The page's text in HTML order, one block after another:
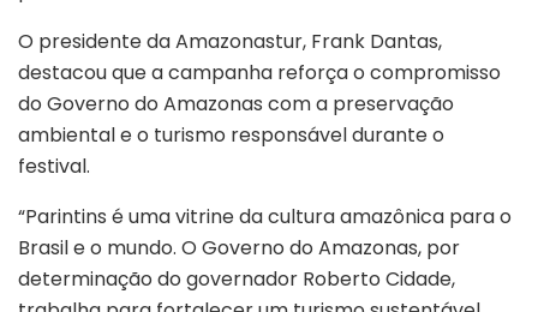
O presidente da Amazonastur, Frank Dantas,
destacou que a campanha reforça o compromisso
do Governo do Amazonas com a preservação
ambiental e o turismo responsável durante o
festival.
“Parintins é uma vitrine da cultura amazônica para o
Brasil e o mundo. O Governo do Amazonas, por
determinação do governador Roberto Cidade,